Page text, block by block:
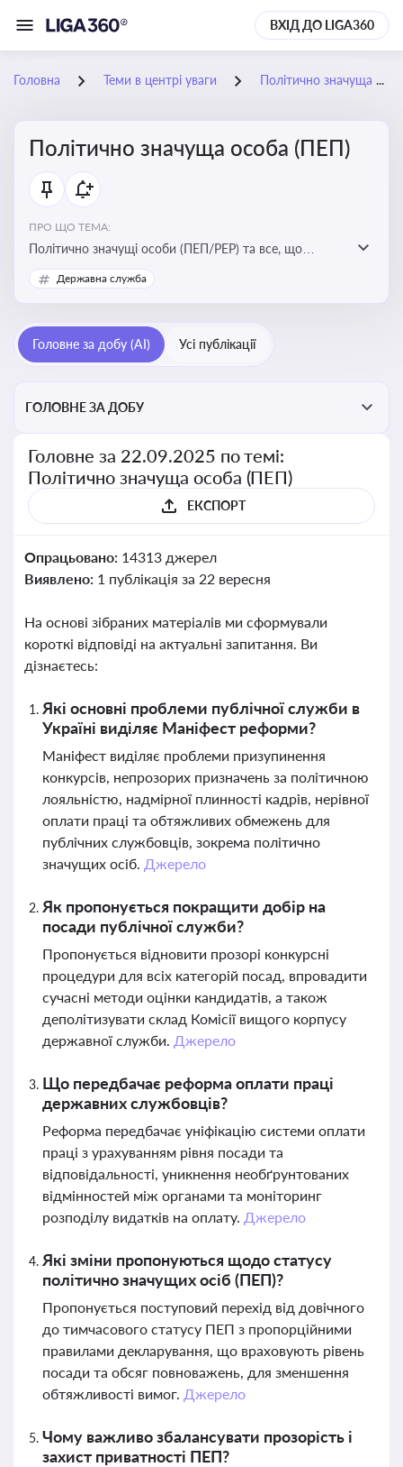
ВХІД ДО LIGA360
Головна Теми в центрі уваги Політично значуща особа (ПЕП)
Політично значуща особа (ПЕП)
ПРО ЩО ТЕМА:
Політично значущі особи (ПЕП/PEP) та все, що
стосується їх статусу
Державна служба
Головне за добу (AI) Усі публікації
ГОЛОВНЕ ЗА ДОБУ
Головне за 22.09.2025 по темі:
Політично значуща особа (ПЕП)
ЕКСПОРТ
Опрацьовано: 14313 джерел
Виявлено: 1 публікація за 22 вересня
На основі зібраних матеріалів ми сформували
короткі відповіді на актуальні запитання. Ви
дізнаєтесь:
Які основні проблеми публічної служби в
Україні виділяє Маніфест реформи?
Маніфест виділяє проблеми призупинення
конкурсів, непрозорих призначень за політичною
лояльністю, надмірної плинності кадрів, нерівної
оплати праці та обтяжливих обмежень для
публічних службовців, зокрема політично
значущих осіб. Джерело
Як пропонується покращити добір на
посади публічної служби?
Пропонується відновити прозорі конкурсні
процедури для всіх категорій посад, впровадити
сучасні методи оцінки кандидатів, а також
деполітизувати склад Комісії вищого корпусу
державної служби. Джерело
Що передбачає реформа оплати праці
державних службовців?
Реформа передбачає уніфікацію системи оплати
праці з урахуванням рівня посади та
відповідальності, уникнення необґрунтованих
відмінностей між органами та моніторинг
розподілу видатків на оплату. Джерело
Які зміни пропонуються щодо статусу
політично значущих осіб (ПЕП)?
Пропонується поступовий перехід від довічного
до тимчасового статусу ПЕП з пропорційними
правилами декларування, що враховують рівень
посади та обсяг повноважень, для зменшення
обтяжливості вимог. Джерело
Чому важливо збалансувати прозорість і
захист приватності ПЕП?